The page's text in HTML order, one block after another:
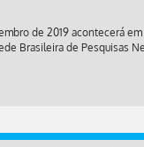
de 2019 acontecerá em
Brasileira de Pesquisas